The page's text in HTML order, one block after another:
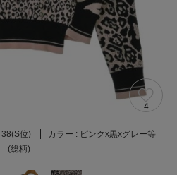
4
38(S位) カラー : ピンクx黒xグレー等
(総柄)